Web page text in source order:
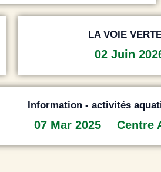
LA VOIE
02 Juin
Information - activités
07 Mar 2025 Centre